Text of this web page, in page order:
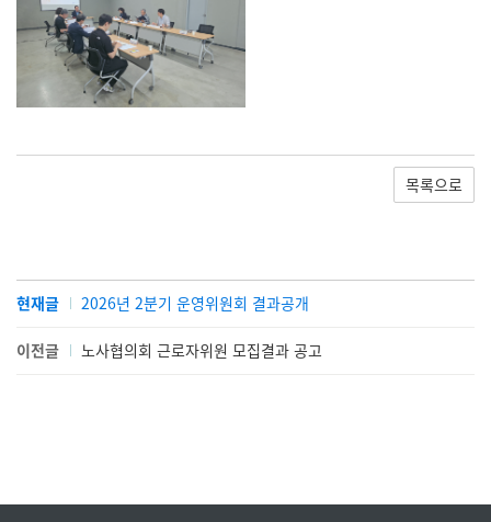
목록으로
현재글 2026년 2분기 운영위원회 결과공개
이전글 노사협의회 근로자위원 모집결과 공고